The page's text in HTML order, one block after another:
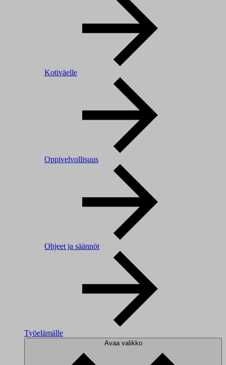
Kotiväelle
Oppivelvollisuus
Ohjeet ja säännöt
Työelämälle
Avaa valikko